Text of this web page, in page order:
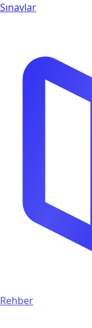
Sınavlar
Rehber